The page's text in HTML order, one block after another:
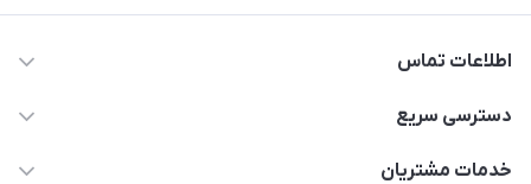
اطلاعات تماس
09171115348
دسترسی سریع
مجله فروشگاه
خدمات مشتریان